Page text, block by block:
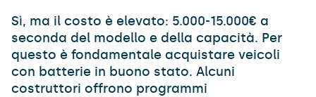
Sì, ma il costo è elevato: 5.000-15.000€ a
seconda del modello e della capacità. Per
questo è fondamentale acquistare veicoli
con batterie in buono stato. Alcuni
costruttori offrono programmi